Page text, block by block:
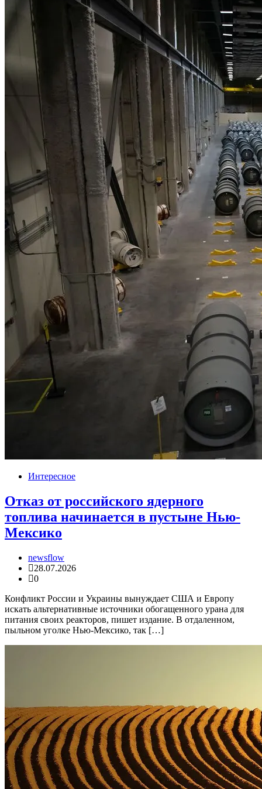
Интересное
Отказ от российского ядерного
топлива начинается в пустыне Нью-
Мексико
newsflow
28.07.2026
0
Конфликт России и Украины вынуждает США и Европу
искать альтернативные источники обогащенного урана для
питания своих реакторов, пишет издание. В отдаленном,
пыльном уголке Нью-Мексико, так […]